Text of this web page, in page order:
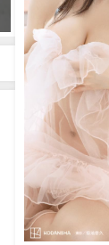
乃】21歳、音
ナな挑戦ー
年12月20日） |
Channel【集英
ーイ公式】さ
12/20/2023